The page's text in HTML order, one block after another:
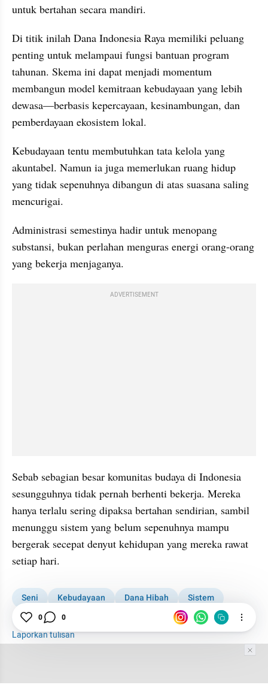
untuk bertahan secara mandiri.
Di titik inilah Dana Indonesia Raya memiliki peluang
penting untuk melampaui fungsi bantuan program
tahunan. Skema ini dapat menjadi momentum
membangun model kemitraan kebudayaan yang lebih
dewasa—berbasis kepercayaan, kesinambungan, dan
pemberdayaan ekosistem lokal.
Kebudayaan tentu membutuhkan tata kelola yang
akuntabel. Namun ia juga memerlukan ruang hidup
yang tidak sepenuhnya dibangun di atas suasana saling
mencurigai.
Administrasi semestinya hadir untuk menopang
substansi, bukan perlahan menguras energi orang-orang
yang bekerja menjaganya.
ADVERTISEMENT
Sebab sebagian besar komunitas budaya di Indonesia
sesungguhnya tidak pernah berhenti bekerja. Mereka
hanya terlalu sering dipaksa bertahan sendirian, sambil
menunggu sistem yang belum sepenuhnya mampu
bergerak secepat denyut kehidupan yang mereka rawat
setiap hari.
Seni Kebudayaan Dana Hibah
Sistem
Sanggar Seni
Pemberdayaan Komunitas
Laporkan tulisan
0 0